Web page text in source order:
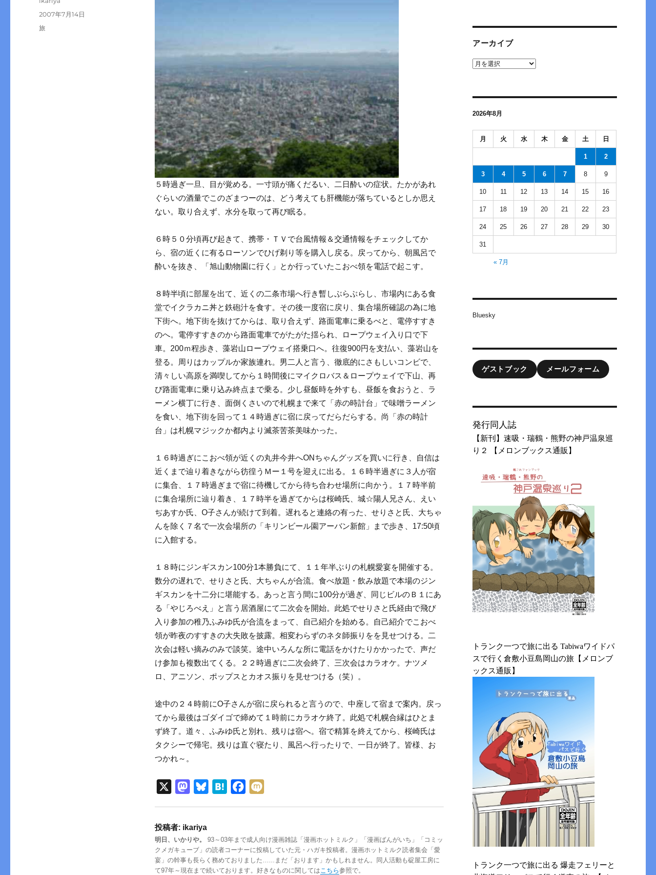
５時過ぎ一旦、目が覚める。一寸頭が痛くだるい、二日酔いの症状。たかがあれ
ぐらいの酒量でこのざまつーのは、どう考えても肝機能が落ちているとしか思え
ない。取り合えず、水分を取って再び眠る。
６時５０分頃再び起きて、携帯・ＴＶで台風情報＆交通情報をチェックしてか
ら、宿の近くに有るローソンでひげ剃り等を購入し戻る。戻ってから、朝風呂で
酔いを抜き、「旭山動物園に行く」とか行っていたこおべ領を電話で起こす。
８時半頃に部屋を出て、近くの二条市場へ行き暫しぶらぶらし、市場内にある食
堂でイクラカニ丼と鉄砲汁を食す。その後一度宿に戻り、集合場所確認の為に地
下街へ。地下街を抜けてからは、取り合えず、路面電車に乗るべと、電停すすき
のへ。電停すすきのから路面電車でがたがた揺られ、ロープウェイ入り口で下
車。200ｍ程歩き、藻岩山ロープウェイ搭乗口へ。往復900円を支払い、藻岩山を
登る。周りはカップルか家族連れ。男二人と言う、徹底的にさもしいコンビで、
清々しい高原を満喫してから１時間後にマイクロバス＆ロープウェイで下山、再
び路面電車に乗り込み終点まで乗る。少し昼飯時を外すも、昼飯を食おうと、ラ
ーメン横丁に行き、面倒くさいので札幌まで来て「赤の時計台」で味噌ラーメン
を食い、地下街を回って１４時過ぎに宿に戻ってだらだらする。尚「赤の時計
台」は札幌マジックか都内より滅茶苦茶美味かった。
１６時過ぎにこおべ領が近くの丸井今井へONちゃんグッズを買いに行き、自信は
近くまで辿り着きながら彷徨うＭー１号を迎えに出る。１６時半過ぎに３人が宿
に集合、１７時過ぎまで宿に待機してから待ち合わせ場所に向かう。１７時半前
に集合場所に辿り着き、１７時半を過ぎてからは桜崎氏、城☆陽人兄さん、えい
ぢあすか氏、O子さんが続けて到着。遅れると連絡の有った、せりさと氏、大ちゃ
んを除く７名で一次会場所の「キリンビール園アーバン新館」まで歩き、17:50頃
に入館する。
１８時にジンギスカン100分1本勝負にて、１１年半ぶりの札幌愛宴を開催する。
数分の遅れで、せりさと氏、大ちゃんが合流。食べ放題・飲み放題で本場のジン
ギスカンを十二分に堪能する。あっと言う間に100分が過ぎ、同じビルのＢ１にあ
る「やじろべえ」と言う居酒屋にて二次会を開始。此処でせりさと氏経由で飛び
入り参加の稚乃ふみゆ氏が合流をまって、自己紹介を始める。自己紹介でこおべ
領が昨夜のすすきの大失敗を披露。相変わらずのネタ師振りをを見せつける。二
次会は軽い摘みのみで談笑。途中いろんな所に電話をかけたりかかったで、声だ
け参加も複数出てくる。２２時過ぎに二次会終了、三次会はカラオケ。ナツメ
ロ、アニソン、ポップスとカオス振りを見せつける（笑）。
途中の２４時前にO子さんが宿に戻られると言うので、中座して宿まで案内。戻っ
てから最後はゴダイゴで締めて１時前にカラオケ終了。此処で札幌合縁はひとま
ず終了。道々、ふみゆ氏と別れ、残りは宿へ。宿で精算を終えてから、桜崎氏は
タクシーで帰宅。残りは直ぐ寝たり、風呂へ行ったりで、一日が終了。皆様、お
つかれ～。
M
t
o
d
k
H
n
a
b
o
投稿者: ikariya
明日、いかりや。
93～03年まで成人向け漫画雑誌「漫画ホットミルク」「漫画ばんがいち」「コミッ
クメガキューブ」の読者コーナーに投稿していた元・ハガキ投稿者。漫画ホットミルク読者集会「愛
宴」の幹事も長らく務めておりました…...まだ「おります」かもしれません。同人活動も碇屋工房に
て97年～現在まで続いております。好きなものに関しては こちら参照で。
投
稿
2007年7月14日
カ
旅
アーカイブ
ア
2026年8月
月 火 水 木 金 土 日
1 2
3 4 5 6 7 8 9
10 11 12 13 14 15 16
17 18 19 20 21 22 23
24 25 26 27 28 29 30
31
« 7月
Bluesky
ゲストブック メールフォーム
発行同人誌
【新刊】速吸・瑞鶴・熊野の神戸温泉巡
り２ 【メロンブックス通販】
トランク一つで旅に出る Tabiwaワイドパ
スで行く倉敷小豆島岡山の旅【メロンブ
ックス通販】
トランク一つで旅に出る 爆走フェリーと